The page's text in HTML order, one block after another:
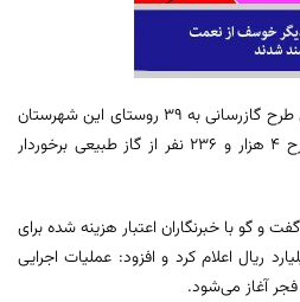
گفت: همزمان با دهه فجر امسال طرح گازرسانی به ۳۹ روستای این شهرستان
افتتاح می‌شود و با اجرای این طرح ۴ هزار و ۲۳۶ نفر از گاز طبیعی برخوردار
و گو با خبرنگاران اعتبار هزینه شده برای
به ۳۹ روستا را ۳۷۲ میلیارد ریال اعلام کرد و افزود: عملیات اجرایی